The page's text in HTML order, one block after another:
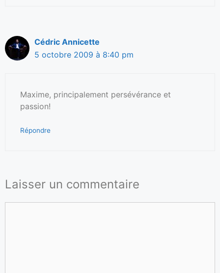
Cédric Annicette
5 octobre 2009 à 8:40 pm
Maxime, principalement persévérance et
passion!
Répondre
Laisser un commentaire